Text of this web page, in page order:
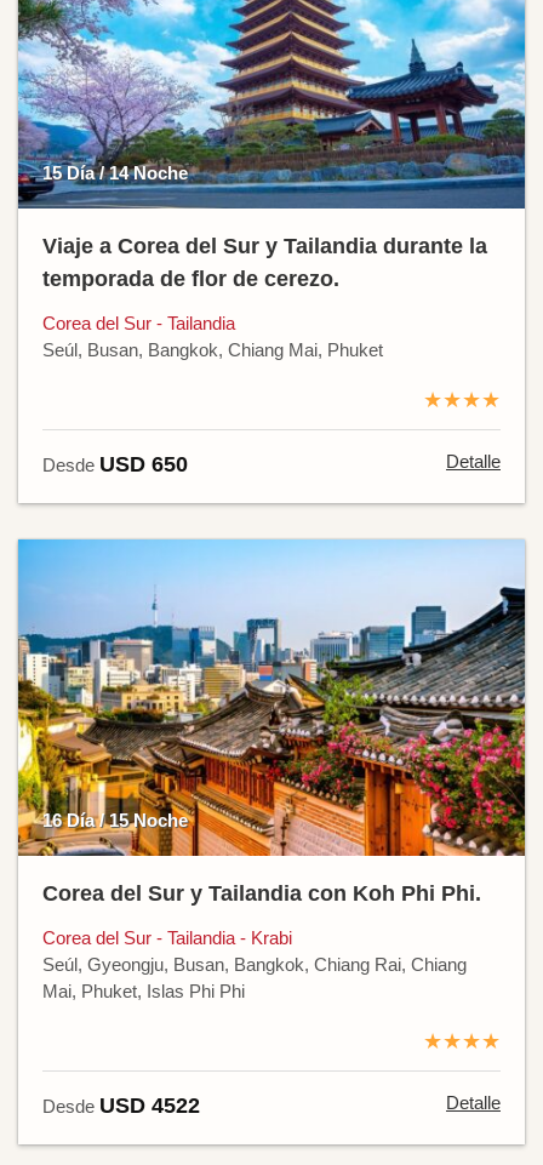
15 Día / 14 Noche
Viaje a Corea del Sur y Tailandia durante la
temporada de flor de cerezo.
Corea del Sur - Tailandia
Seúl, Busan, Bangkok, Chiang Mai, Phuket
★★★★
Desde USD 650 Detalle
16 Día / 15 Noche
Corea del Sur y Tailandia con Koh Phi Phi.
Corea del Sur - Tailandia - Krabi
Seúl, Gyeongju, Busan, Bangkok, Chiang Rai, Chiang
Mai, Phuket, Islas Phi Phi
★★★★
Desde USD 4522 Detalle